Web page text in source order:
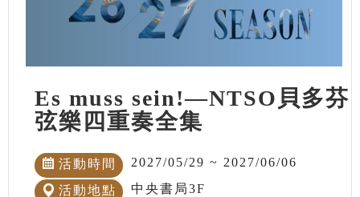
Es muss sein!—NTSO貝多芬
弦樂四重奏全集
活動時間 2027/05/29 ~ 2027/06/06
活動地點 中央書局3F